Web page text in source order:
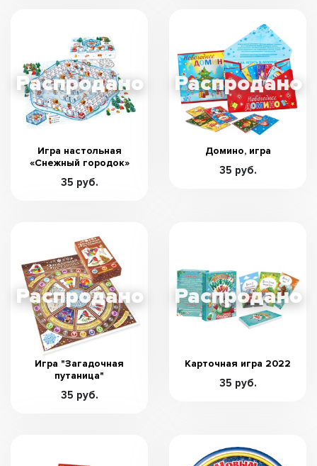
Игра настольная
«Снежный городок»
35 руб.
Домино, игра
35 руб.
Игра "Загадочная
путаница"
35 руб.
Карточная игра 2022
35 руб.